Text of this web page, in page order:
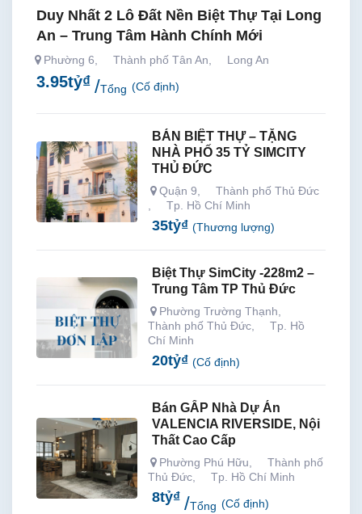
Duy Nhất 2 Lô Đất Nền Biệt Thự Tại Long
An – Trung Tâm Hành Chính Mới
Phường 6, Thành phố Tân An, Long An
3.95tỷ₫ Tổng (Cố định)
BÁN BIỆT THỰ – TẶNG
NHÀ PHỐ 35 TỶ SIMCITY
THỦ ĐỨC
Quận 9,
Thành phố Thủ Đức
,
Tp. Hồ Chí Minh
35tỷ₫ (Thương lượng)
Biệt Thự SimCity -228m2 –
Trung Tâm TP Thủ Đức
Phường Trường Thạnh,
Thành phố Thủ Đức,
Tp. Hồ
Chí Minh
20tỷ₫ (Cố định)
Bán GẤP Nhà Dự Án
VALENCIA RIVERSIDE, Nội
Thất Cao Cấp
Phường Phú Hữu,
Thành phố
Thủ Đức, Tp. Hồ Chí Minh
8tỷ₫
Tổng (Cố định)